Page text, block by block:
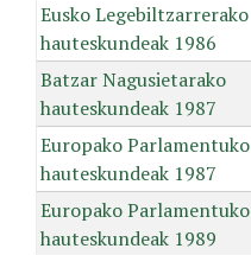
Eusko Legebiltzarrerako
hauteskundeak 1986
Batzar Nagusietarako
hauteskundeak 1987
Europako Parlamentuko
hauteskundeak 1987
Europako Parlamentuko
hauteskundeak 1989